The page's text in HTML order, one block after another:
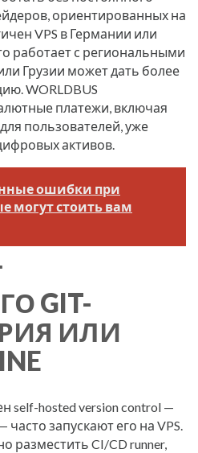
ориентированных на
VPS в Германии или
работает с региональными
Грузии может дать более
WORLDBUS
платежи, включая
пользователей, уже
активов.
ошибки при
могут стоить вам
GIT-
ИЛИ
self-hosted version control —
часто запускают его на VPS.
разместить CI/CD runner,